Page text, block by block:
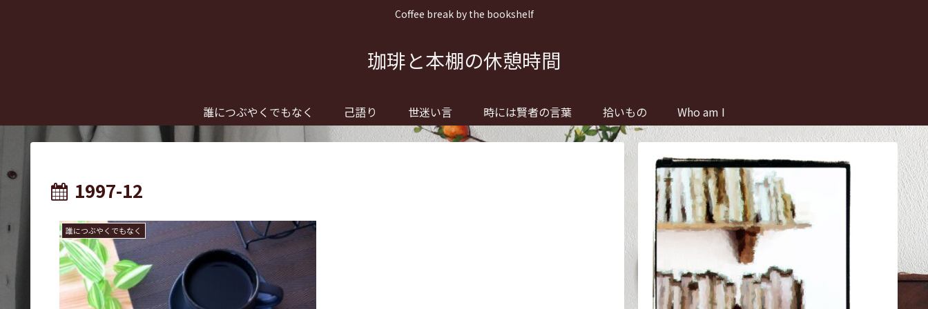
Coffee break by the bookshelf
珈琲と本棚の休憩時間
誰につぶやくでもなく 己語り 世迷い言 時には賢者の言葉 拾いもの Who am I
1997-12
誰につぶやくでもなく